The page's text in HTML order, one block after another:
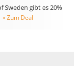
Sweden gibt es 20%
» Zum Deal